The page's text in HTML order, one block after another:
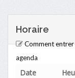
Horaire
Comment
agenda
Date